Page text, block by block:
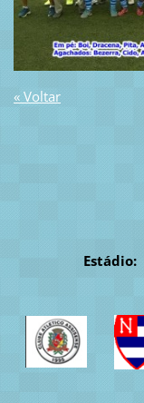
« Voltar
Estádio: